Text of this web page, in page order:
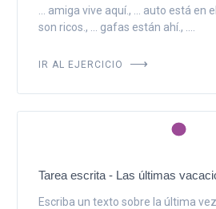
... amiga vive aquí., ... auto está en
son ricos., ... gafas están ahí., ....
IR AL EJERCICIO
Tarea escrita - Las últimas
Escriba un texto sobre la última